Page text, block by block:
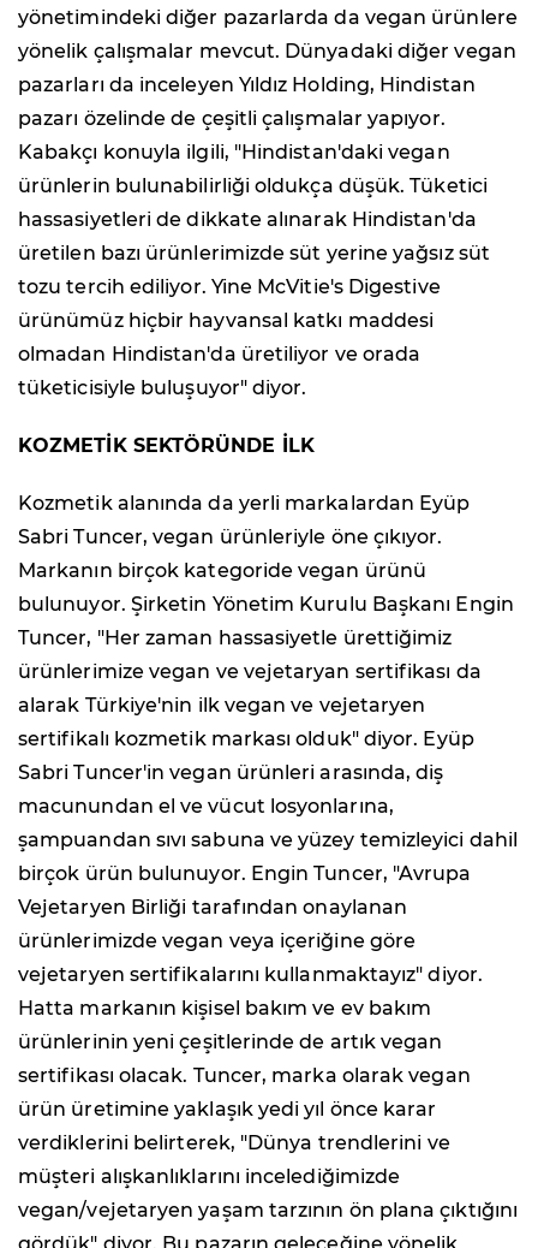
yönetimindeki diğer pazarlarda da vegan ürünlere
yönelik çalışmalar mevcut. Dünyadaki diğer vegan
pazarları da inceleyen Yıldız Holding, Hindistan
pazarı özelinde de çeşitli çalışmalar yapıyor.
Kabakçı konuyla ilgili, "Hindistan'daki vegan
ürünlerin bulunabilirliği oldukça düşük. Tüketici
hassasiyetleri de dikkate alınarak Hindistan'da
üretilen bazı ürünlerimizde süt yerine yağsız süt
tozu tercih ediliyor. Yine McVitie's Digestive
ürünümüz hiçbir hayvansal katkı maddesi
olmadan Hindistan'da üretiliyor ve orada
tüketicisiyle buluşuyor" diyor.
KOZMETİK SEKTÖRÜNDE İLK
Kozmetik alanında da yerli markalardan Eyüp
Sabri Tuncer, vegan ürünleriyle öne çıkıyor.
Markanın birçok kategoride vegan ürünü
bulunuyor. Şirketin Yönetim Kurulu Başkanı Engin
Tuncer, "Her zaman hassasiyetle ürettiğimiz
ürünlerimize vegan ve vejetaryan sertifikası da
alarak Türkiye'nin ilk vegan ve vejetaryen
sertifikalı kozmetik markası olduk" diyor. Eyüp
Sabri Tuncer'in vegan ürünleri arasında, diş
macunundan el ve vücut losyonlarına,
şampuandan sıvı sabuna ve yüzey temizleyici dahil
birçok ürün bulunuyor. Engin Tuncer, "Avrupa
Vejetaryen Birliği tarafından onaylanan
ürünlerimizde vegan veya içeriğine göre
vejetaryen sertifikalarını kullanmaktayız" diyor.
Hatta markanın kişisel bakım ve ev bakım
ürünlerinin yeni çeşitlerinde de artık vegan
sertifikası olacak. Tuncer, marka olarak vegan
ürün üretimine yaklaşık yedi yıl önce karar
verdiklerini belirterek, "Dünya trendlerini ve
müşteri alışkanlıklarını incelediğimizde
vegan/vejetaryen yaşam tarzının ön plana çıktığını
gördük" diyor. Bu pazarın geleceğine yönelik